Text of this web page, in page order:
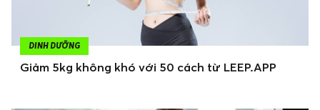
DINH DƯỠNG
Giảm 5kg không khó với 50 cách từ LEEP.APP